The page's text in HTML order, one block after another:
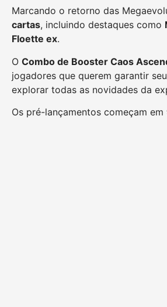
Marcando o retorno das
cartas, incluindo destaques como
Floette ex.
O Combo de Booster Caos
jogadores que querem garantir
explorar todas as novidades da
Os pré-lançamentos começam em